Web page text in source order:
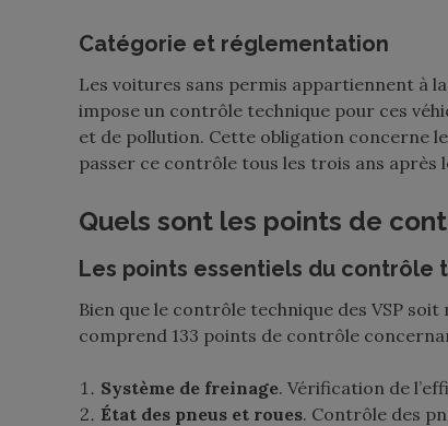
Catégorie et réglementation
Les voitures sans permis appartiennent à
impose un contrôle technique pour ces
et de pollution. Cette obligation concerne
passer ce contrôle tous les trois ans après
Quels sont les points de
Les points essentiels du contrôle
Bien que le contrôle technique des VSP soit
comprend 133 points de contrôle
Système de freinage. Vérification de
État des pneus et roues. Contrôle des